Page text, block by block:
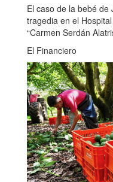
El caso de la bebé
tragedia en el
“Carmen Serdán
El Financiero